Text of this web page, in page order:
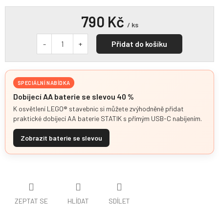
SPECIÁLNÍ NABÍDKA
Dobíjecí AA baterie se slevou 40 %
K osvětlení LEGO® stavebnic si můžete zvýhodněně přidat
praktické dobíjecí AA baterie STATIK s přímým USB-C nabíjením.
Zobrazit baterie se slevou
ZEPTAT SE HLÍDAT SDÍLET
790 Kč / ks
Přidat do košíku